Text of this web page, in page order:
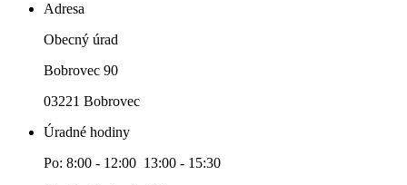
Adresa
Obecný úrad
Bobrovec 90
03221 Bobrovec
Úradné hodiny
Po: 8:00 - 12:00 13:00 - 15:30